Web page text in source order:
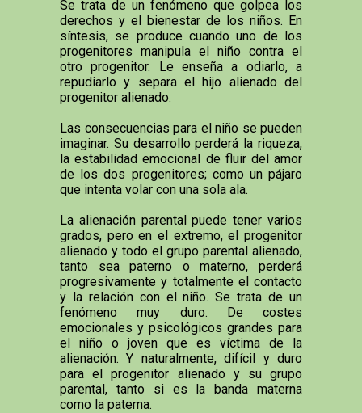
Se trata de un fenómeno que golpea los
derechos y el bienestar de los niños. En
síntesis, se produce cuando uno de los
progenitores manipula el niño contra el
otro progenitor. Le enseña a odiarlo, a
repudiarlo y separa el hijo alienado del
progenitor alienado.
Las consecuencias para el niño se pueden
imaginar. Su desarrollo perderá la riqueza,
la estabilidad emocional de fluir del amor
de los dos progenitores; como un pájaro
que intenta volar con una sola ala.
La alienación parental puede tener varios
grados, pero en el extremo, el progenitor
alienado y todo el grupo parental alienado,
tanto sea paterno o materno, perderá
progresivamente y totalmente el contacto
y la relación con el niño. Se trata de un
fenómeno muy duro. De costes
emocionales y psicológicos grandes para
el niño o joven que es víctima de la
alienación. Y naturalmente, difícil y duro
para el progenitor alienado y su grupo
parental, tanto si es la banda materna
como la paterna.